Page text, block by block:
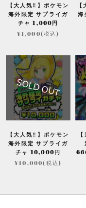
【大人気‼】ポケモン
海外限定 サプライガ
チャ 1,000円
¥1,000(税込)
海
SOLD OUT
【大人気‼】ポケモン
海外限定 サプライガ
チャ 10,000円
¥10,000(税込)